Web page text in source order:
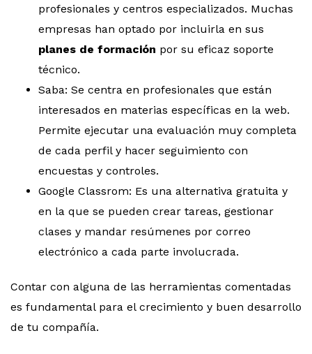
profesionales y centros especializados. Muchas
empresas han optado por incluirla en sus
planes de formación por su eficaz soporte
técnico.
Saba: Se centra en profesionales que están
interesados en materias específicas en la web.
Permite ejecutar una evaluación muy completa
de cada perfil y hacer seguimiento con
encuestas y controles.
Google Classrom: Es una alternativa gratuita y
en la que se pueden crear tareas, gestionar
clases y mandar resúmenes por correo
electrónico a cada parte involucrada.
Contar con alguna de las herramientas comentadas
es fundamental para el crecimiento y buen desarrollo
de tu compañía.